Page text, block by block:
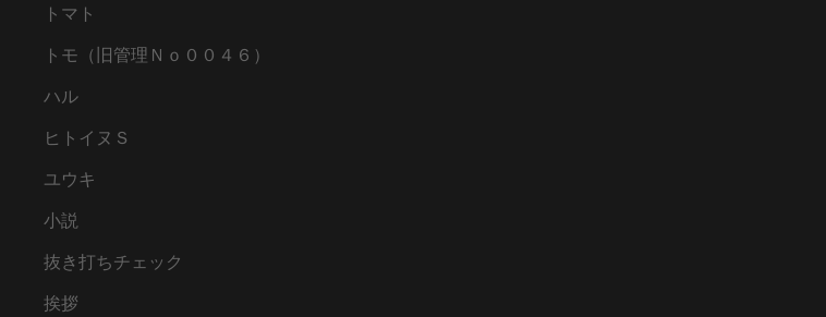
トマト
トモ（旧管理Ｎｏ００４６）
ハル
ヒトイヌＳ
ユウキ
小説
抜き打ちチェック
挨拶